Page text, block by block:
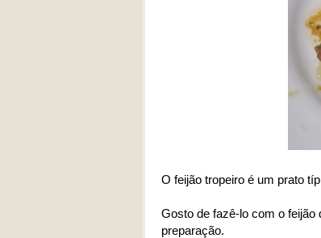
O feijão tropeiro é um prato
Gosto de fazê-lo com o
preparação.